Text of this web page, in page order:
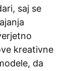
saj se
kreativne
da